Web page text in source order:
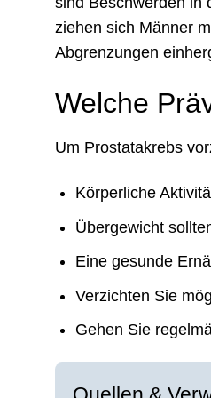
ziehen sich Männer
Abgrenzungen
Welche
Um Prostatakrebs
Körperliche
Übergewicht
Eine gesunde
Verzichten Sie
Gehen Sie